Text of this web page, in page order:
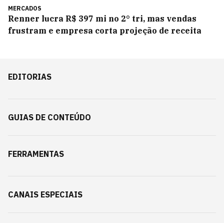
MERCADOS
Renner lucra R$ 397 mi no 2° tri, mas vendas
frustram e empresa corta projeção de receita
EDITORIAS
GUIAS DE CONTEÚDO
FERRAMENTAS
CANAIS ESPECIAIS